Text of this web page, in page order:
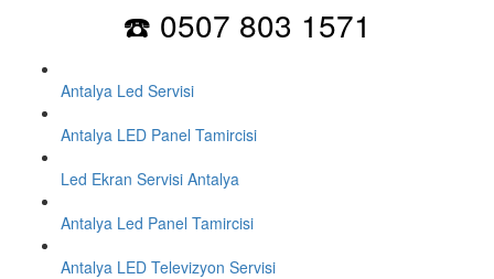
☎️ 0507 803 1571
Antalya Led Servisi
Antalya LED Panel Tamircisi
Led Ekran Servisi Antalya
Antalya Led Panel Tamircisi
Antalya LED Televizyon Servisi